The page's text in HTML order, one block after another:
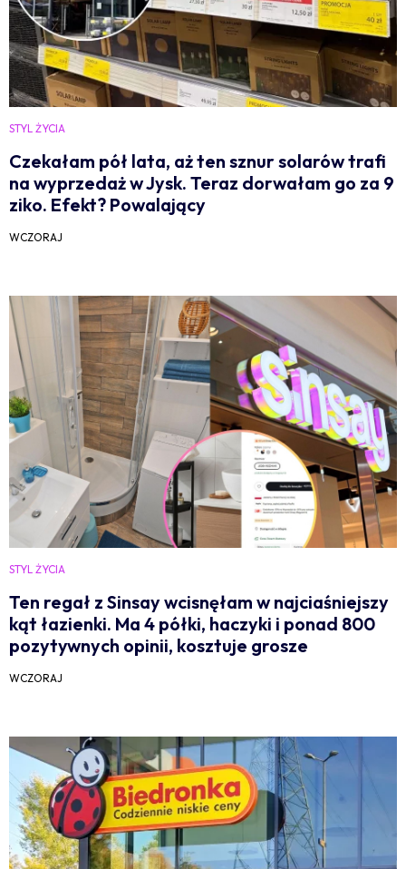
STYL ŻYCIA
Czekałam pół lata, aż ten sznur solarów trafi
na wyprzedaż w Jysk. Teraz dorwałam go za 9
ziko. Efekt? Powalający
WCZORAJ
STYL ŻYCIA
Ten regał z Sinsay wcisnęłam w najciaśniejszy
kąt łazienki. Ma 4 półki, haczyki i ponad 800
pozytywnych opinii, kosztuje grosze
WCZORAJ